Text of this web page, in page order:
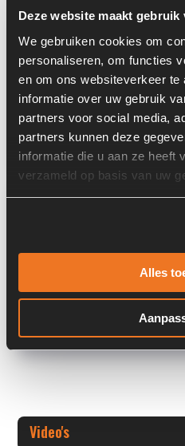
Deze website maakt gebruik
We gebruiken cookies om
personaliseren, om functies
en om ons websiteverkeer
informatie over uw gebruik
partners voor social media,
partners kunnen deze
informatie die u aan ze heeft
verzameld op basis van uw
Alles
Informatie
Locatie:
Serienummer:
Land:
Overige informatie
Brand: Bondioli & Pavesi
Type 1: M4MV65-68/
Type 2: M4M
+ Volledige overige informatie
Video's